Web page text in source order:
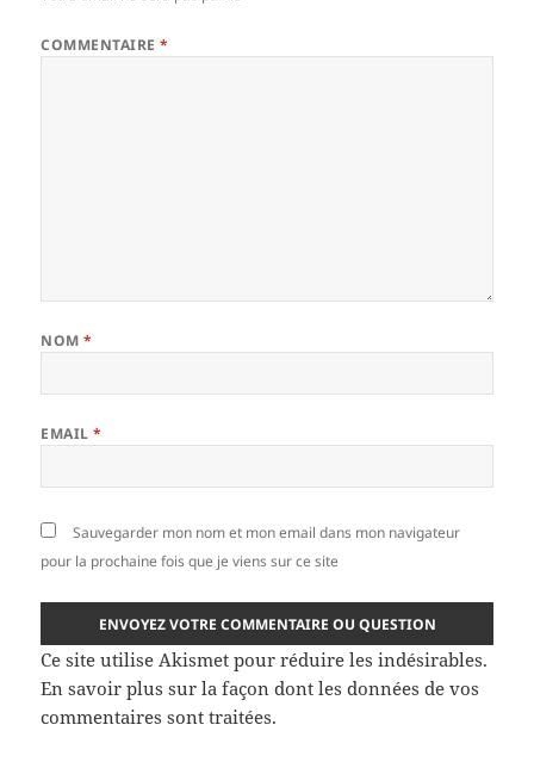
COMMENTAIRE*
NOM*
EMAIL*
Sauvegarder mon nom et mon email dans mon navigateur
pour la prochaine fois que je viens sur ce site
Ce site utilise Akismet pour réduire les indésirables.
En savoir plus sur la façon dont les données de vos
commentaires sont traitées.